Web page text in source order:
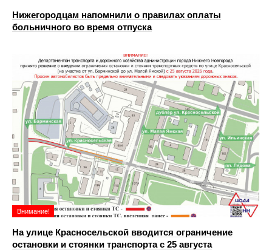
Нижегородцам напомнили о правилах оплаты
больничного во время отпуска
Внимание!
На улице Красносельской вводится ограничение
остановки и стоянки транспорта с 25 августа